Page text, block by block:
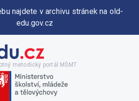
najdete v archivu stránek na old-
edu.gov.cz
metodický portál MŠMT